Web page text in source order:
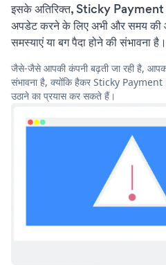
इसके अतिरिक्त, Sticky
अपडेट करने के लिए अभी और समय
समस्याएं या बग पैदा होने की संभावना है।
जैसे-जैसे आपकी कंपनी बढ़ती जा रही है,
संभावना है, क्योंकि हैकर Sticky Payment
उठाने का प्रयास कर सकते हैं।